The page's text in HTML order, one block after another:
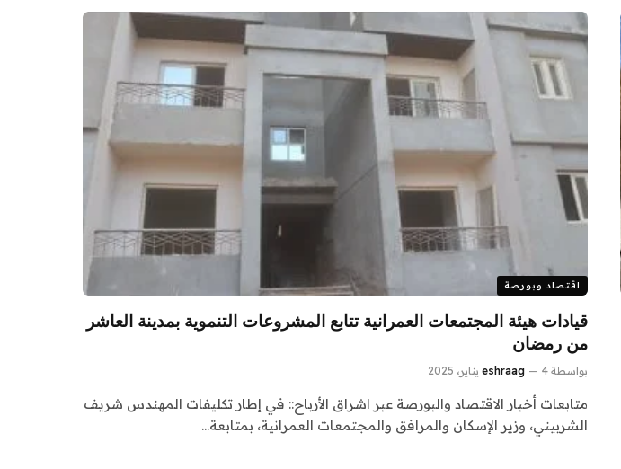
اقتصاد وبورصة
قيادات هيئة المجتمعات العمرانية تتابع المشروعات التنموية بمدينة العاشر
من رمضان
بواسطة eshraag 4 يناير، 2025
متابعات أخبار الاقتصاد والبورصة عبر اشراق الأرباح:: في إطار تكليفات المهندس شريف
الشربيني، وزير الإسكان والمرافق والمجتمعات العمرانية، بمتابعة…